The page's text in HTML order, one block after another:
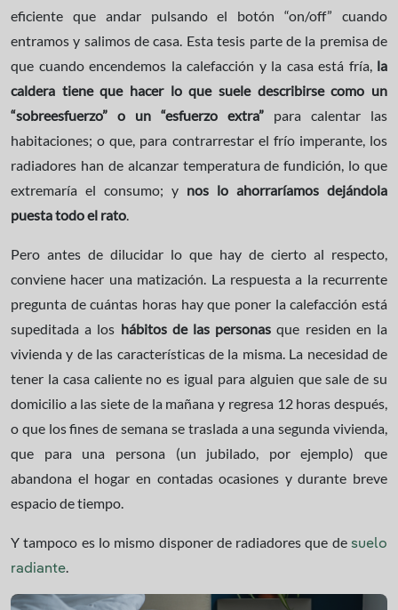
eficiente que andar pulsando el botón “on/off” cuando
entramos y salimos de casa. Esta tesis parte de la premisa de
que cuando encendemos la calefacción y la casa está fría, la
caldera tiene que hacer lo que suele describirse como un
“sobreesfuerzo” o un “esfuerzo extra” para calentar las
habitaciones; o que, para contrarrestar el frío imperante, los
radiadores han de alcanzar temperatura de fundición, lo que
extremaría el consumo; y nos lo ahorraríamos dejándola
puesta todo el rato
Pero antes de dilucidar lo que hay de cierto al respecto,
conviene hacer una matización. La respuesta a la recurrente
pregunta de cuántas horas hay que poner la calefacción está
supeditada a los hábitos de las personas que residen en la
vivienda y de las características de la misma. La necesidad de
tener la casa caliente no es igual para alguien que sale de su
domicilio a las siete de la mañana y regresa 12 horas después,
o que los fines de semana se traslada a una segunda vivienda,
que para una persona (un jubilado, por ejemplo) que
abandona el hogar en contadas ocasiones y durante breve
espacio de tiempo.
Y tampoco es lo mismo disponer de radiadores que de suelo
radiante